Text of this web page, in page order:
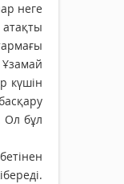
неге
күшін
Ол бұл